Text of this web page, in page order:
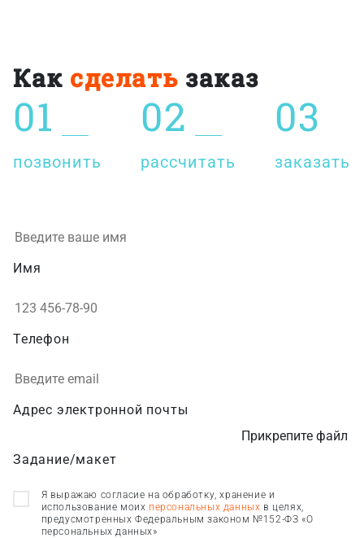
Как сделать заказ
01
позвонить
02
рассчитать
03
заказать
Имя
Телефон
Адрес электронной почты
Задание/макет
Прикрепите файл
Я выражаю согласие на обработку, хранение и
использование моих персональных данных в целях,
предусмотренных Федеральным законом №152-ФЗ «О
персональных данных»